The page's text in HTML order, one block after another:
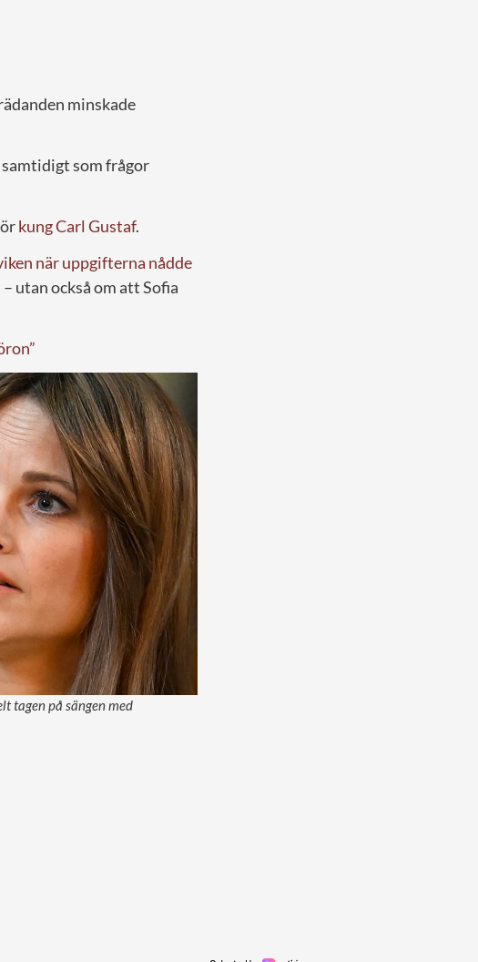
minskade
som frågor
kung Carl Gustaf.
när uppgifterna nådde
utan också om att Sofia
tagen på sängen med